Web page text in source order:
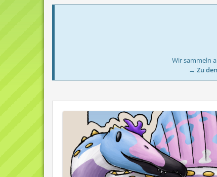
Wir sammeln
→ Zu